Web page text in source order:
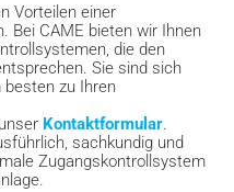
Vorteilen einer
Bei CAME bieten wir Ihnen
die den
Sie sind sich
zu Ihren
Kontaktformular.
sachkundig und
Zugangskontrollsystem